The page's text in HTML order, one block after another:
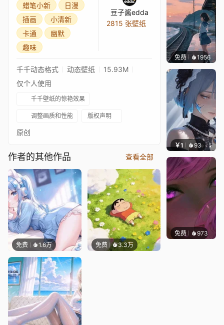
蜡笔小新
日漫
插画
小清新
卡通
幽默
趣味
豆子酱edda
2815 张壁纸
千千动态格式 动态壁纸
15.93M
仅个人使用
千千壁纸的惊艳效果
调整画质和性能 版权声明
原创
作者的其他作品 查看全部
免费 1.6万 免费 3.3万
免费 1956辰东
￥1 93 辰东
免费 973辰东